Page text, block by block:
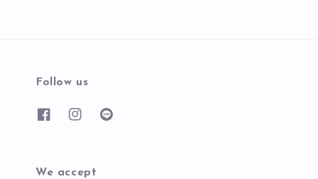
Follow us
We accept